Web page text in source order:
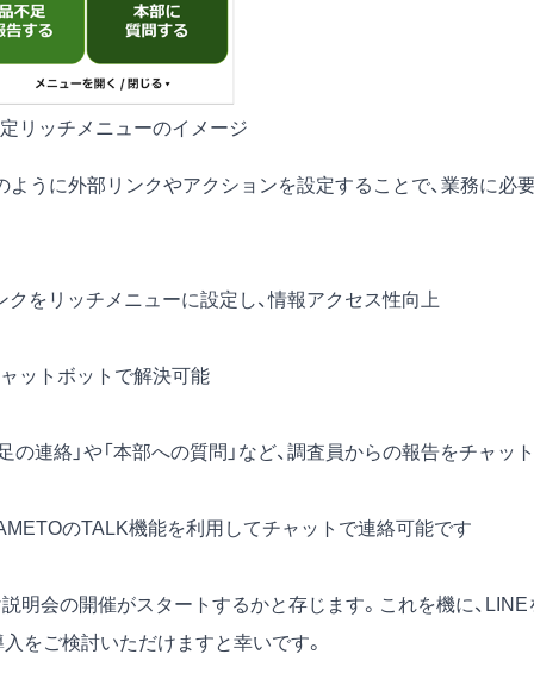
リッチメニューのイメージ
うに外部リンクやアクションを設定することで、業務に必
をリッチメニューに設定し、情報アクセス性向上
ットボットで解決可能
連絡」や「本部への質問」など、調査員からの報告をチャット
のTALK機能を利用してチャットで連絡可能です
明会の開催がスタートするかと存じます。これを機に、LINE
をご検討いただけますと幸いです。